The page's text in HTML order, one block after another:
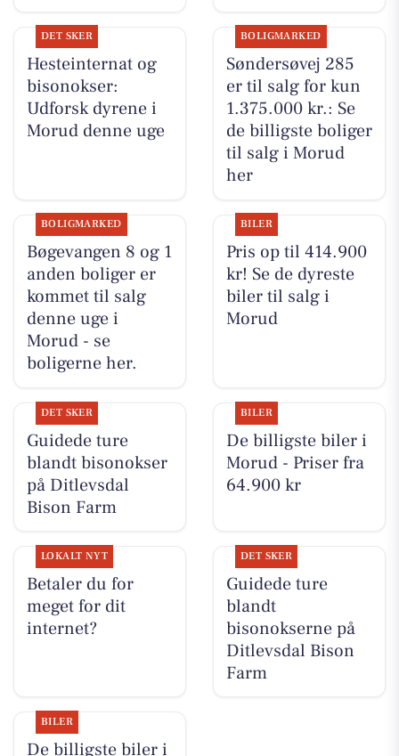
DET SKER
Hesteinternat og
bisonokser:
Udforsk dyrene i
Morud denne uge
BOLIGMARKED
Søndersøvej 285
er til salg for kun
1.375.000 kr.: Se
de billigste boliger
til salg i Morud
her
BOLIGMARKED
Bøgevangen 8 og 1
anden boliger er
kommet til salg
denne uge i
Morud - se
boligerne her.
BILER
Pris op til 414.900
kr! Se de dyreste
biler til salg i
Morud
DET SKER
Guidede ture
blandt bisonokser
på Ditlevsdal
Bison Farm
BILER
De billigste biler i
Morud - Priser fra
64.900 kr
LOKALT NYT
Betaler du for
meget for dit
internet?
DET SKER
Guidede ture
blandt
bisonokserne på
Ditlevsdal Bison
Farm
BILER
De billigste biler i